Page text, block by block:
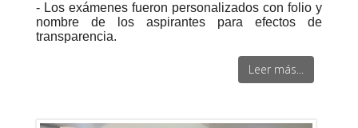
- Los exámenes fueron personalizados con folio y
nombre de los aspirantes para efectos de
transparencia.
Leer más...